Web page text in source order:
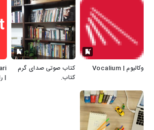
وکالیوم | Vocalium
کتاب صوتی صدای گرم
کتاب.
|